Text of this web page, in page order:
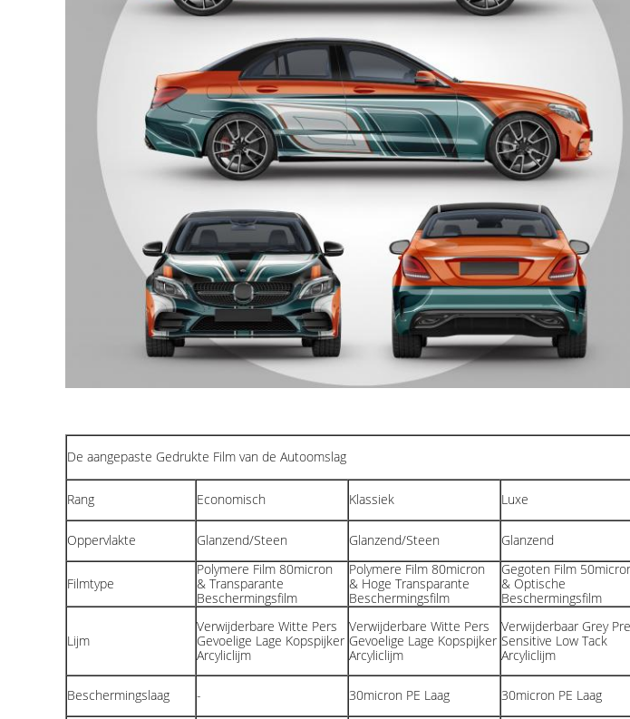
De aangepaste Gedrukte Film van de Autoomslag
Rang Economisch Klassiek Luxe
Oppervlakte Glanzend/Steen Glanzend/Steen Glanzend
Filmtype
Polymere Film 80micron
& Transparante
Beschermingsfilm
Polymere Film 80micron
& Hoge Transparante
Beschermingsfilm
Gegoten Film
& Optische
Beschermingsfilm
Lijm
Verwijderbare Witte Pers
Gevoelige Lage Kopspijker
Arcyliclijm
Verwijderbare Witte Pers
Gevoelige Lage Kopspijker
Arcyliclijm
Verwijderbaar Grey
Sensitive Low Tack
Arcyliclijm
Beschermingslaag - 30micron PE Laag 30micron PE Laag